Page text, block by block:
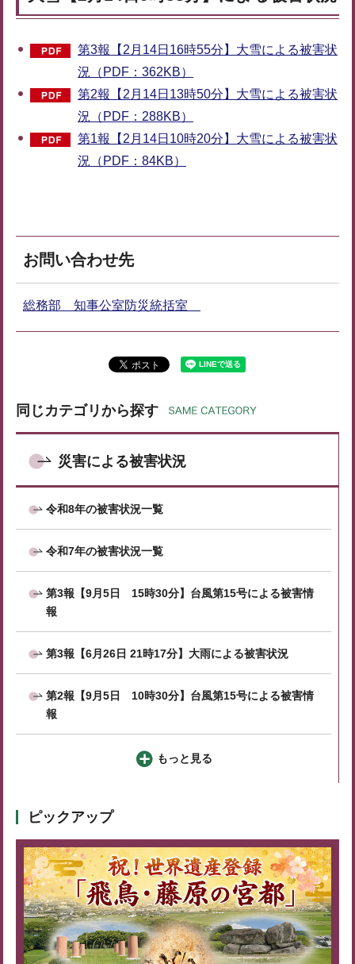
第3報【2月14日16時55分】大雪による被害状
況（PDF：362KB）
第2報【2月14日13時50分】大雪による被害状
況（PDF：288KB）
第1報【2月14日10時20分】大雪による被害状
況（PDF：84KB）
お問い合わせ先
総務部 知事公室防災統括室
同じカテゴリから探す
災害による被害状況
令和8年の被害状況一覧
令和7年の被害状況一覧
第3報【9月5日 15時30分】台風第15号による被害情
報
第3報【6月26日 21時17分】大雨による被害状況
第2報【9月5日 10時30分】台風第15号による被害情
報
もっと見る
ピックアップ